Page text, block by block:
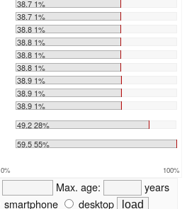
38.7 1%
38.7 1%
38.8 1%
38.8 1%
38.8 1%
38.8 1%
38.9 1%
38.9 1%
38.9 1%
49.2 28%
59.5 55%
0% 100%
Max. age:
years
smartphone desktop